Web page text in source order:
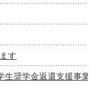
す
奨学金返還支援事業